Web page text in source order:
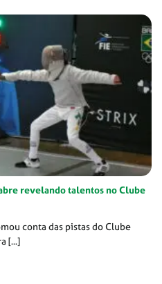
revelando talentos no Clube
conta das pistas do Clube
[...]